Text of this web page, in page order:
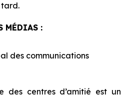
tard.
MÉDIAS :
des communications
des centres d’amitié est un